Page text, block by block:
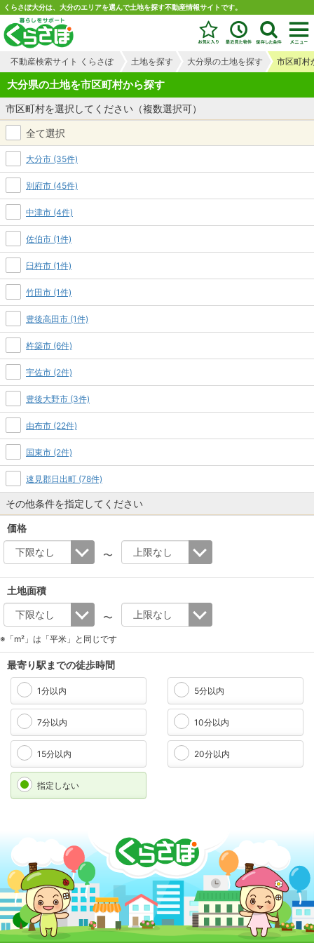
くらさぽ大分は、大分のエリアを選んで土地を探す不動産情報サイトです。
不動産検索サイト くらさぽ 土地を探す 大分県の土地を探す 市区町村
大分県の土地を市区町村から探す
市区町村を選択してください（複数選択可）
全て選択
大分市 (35件)
別府市 (45件)
中津市 (4件)
佐伯市 (1件)
臼杵市 (1件)
竹田市 (1件)
豊後高田市 (1件)
杵築市 (6件)
宇佐市 (2件)
豊後大野市 (3件)
由布市 (22件)
国東市 (2件)
速見郡日出町 (78件)
その他条件を指定してください
価格
〜
土地面積
〜
※「m²」は「平米」と同じです
最寄り駅までの徒歩時間
1分以内 5分以内
7分以内 10分以内
15分以内 20分以内
指定しない